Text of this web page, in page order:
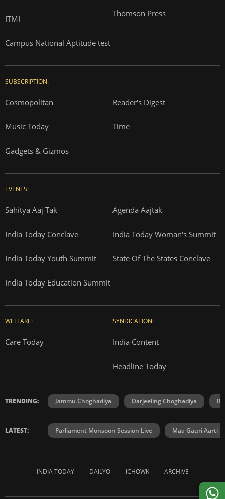
ITMI
Campus National Aptitude test
Thomson Press
SUBSCRIPTION:
Cosmopolitan Reader's Digest
Music Today Time
Gadgets & Gizmos
EVENTS:
Sahitya Aaj Tak Agenda Aajtak
India Today Conclave India Today Woman's Summit
India Today Youth Summit State Of The States Conclave
India Today Education Summit
WELFARE:
Care Today
SYNDICATION:
India Content
Headline Today
TRENDING: Jammu Choghadiya Darjeeling Choghadiya
LATEST: Parliament Monsoon Session Live Maa Gauri Aarti
INDIA TODAY DAILYO ICHOWK ARCHIVE